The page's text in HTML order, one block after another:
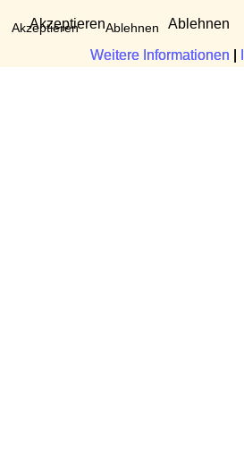
Akzeptieren Ablehnen
Weitere Informationen
Akzeptieren Ablehnen
Weitere Informationen